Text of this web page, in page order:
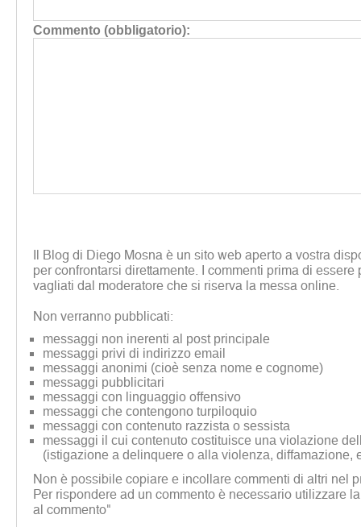
Commento (obbligatorio):
Il Blog di Diego Mosna è un sito web aperto a vostra
per confrontarsi direttamente. I commenti prima di essere
vagliati dal moderatore che si riserva la messa online.
Non verranno pubblicati:
messaggi non inerenti al post principale
messaggi privi di indirizzo email
messaggi anonimi (cioè senza nome e cognome)
messaggi pubblicitari
messaggi con linguaggio offensivo
messaggi che contengono turpiloquio
messaggi con contenuto razzista o sessista
messaggi il cui contenuto costituisce una violazione
(istigazione a delinquere o alla violenza, diffamazione,
Non è possibile copiare e incollare commenti di altri nel
Per rispondere ad un commento è necessario utilizzare
al commento"